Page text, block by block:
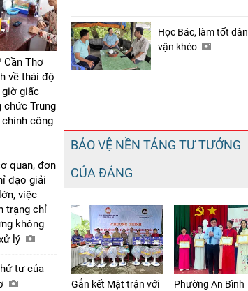
Cần Thơ
về thái độ
giờ giấc
chức Trung
chính công
quan, đơn
đạo giải
việc
trạng chỉ
không
lý
tư của
Học Bác, làm tốt dân
vận khéo
BẢO VỆ NỀN TẢNG TƯ TƯỞNG
CỦA ĐẢNG
Gắn kết Mặt trận với
Phường An Bình